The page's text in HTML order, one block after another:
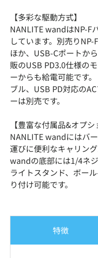
【多彩な駆動方式】
NANLITE wandはNP-F
しています。別売り
ほか、USB-Cポートか
販のUSB PD3.0仕様の
ーからも給電可能です
ブル、USB PD対応の
ーは別売です。
【豊富な付属品&オプシ
NANLITE wandにはバ
運びに便利なキャリン
wandの底部には1/4ネ
ライトスタンド、ボー
り付け可能です。
特徴